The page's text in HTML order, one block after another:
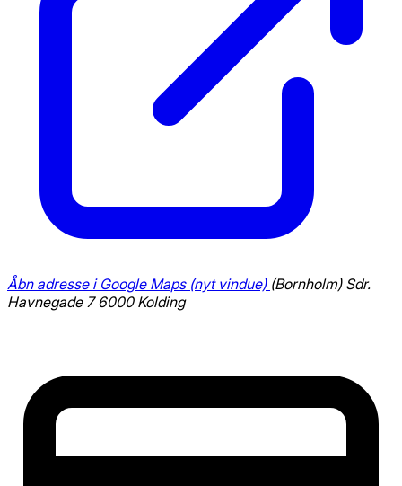
Åbn adresse i Google Maps (nyt vindue) (Bornholm) Sdr.
Havnegade 7 6000 Kolding